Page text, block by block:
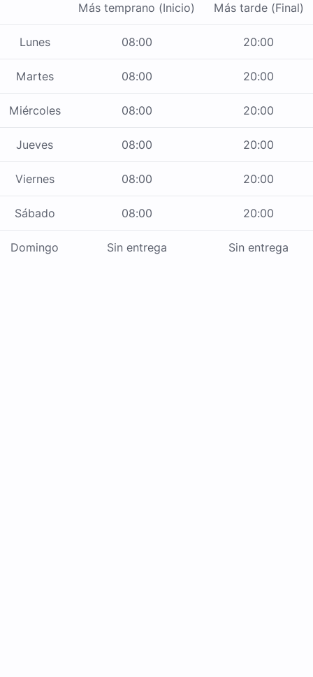
Más temprano (Inicio) Más tarde (Final)
Lunes 08:00 20:00
Martes 08:00 20:00
Miércoles 08:00 20:00
Jueves 08:00 20:00
Viernes 08:00 20:00
Sábado 08:00 20:00
Domingo Sin entrega Sin entrega